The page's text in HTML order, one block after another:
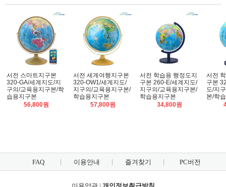
서전 스마트지구본
320-GA/세계지도/지
구의/교육용지구본/학
습용지구본
56,800원
서전 세계여행지구본
320-OW1/세계지도/
지구의/교육용지구본/
학습용지구본
57,800원
서전 학습용 행정도지
구본 260-E/세계지도/
지구의/교육용지구본/
학습용지구본
34,800원
서전
구본
도/지
본/학
FAQ 이용안내 즐겨찾기 PC버전